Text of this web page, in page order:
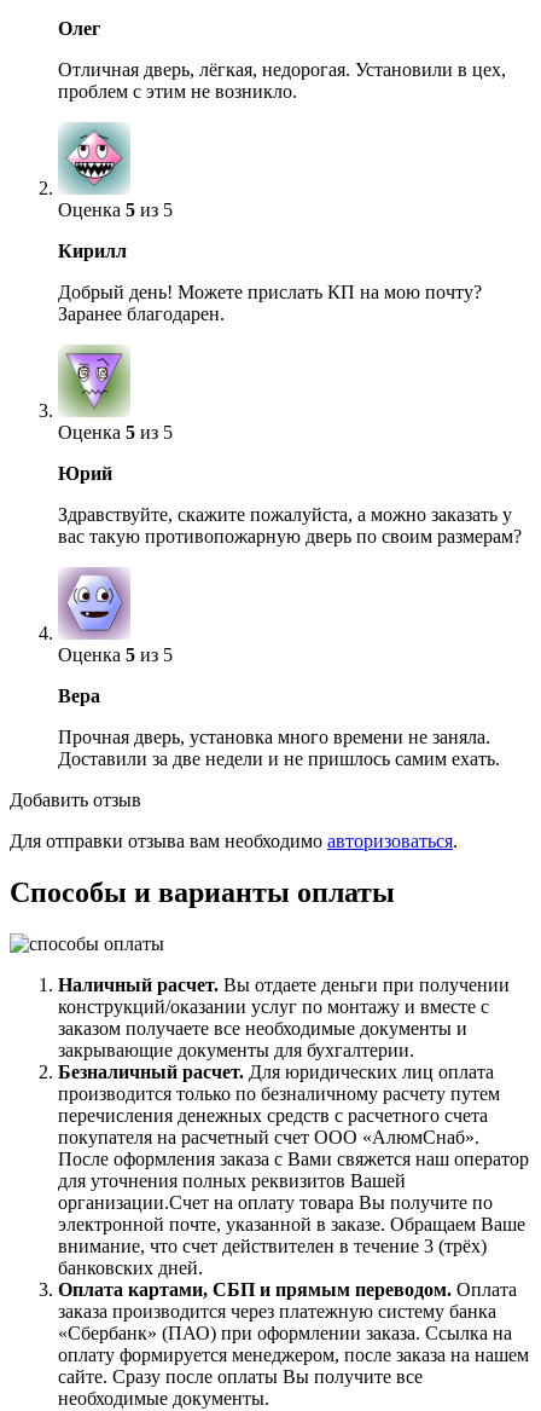
Олег
Отличная дверь, лёгкая, недорогая. Установили в цех,
проблем с этим не возникло.
Оценка 5 из 5
Кирилл
Добрый день! Можете прислать КП на мою почту?
Заранее благодарен.
Оценка 5 из 5
Юрий
Здравствуйте, скажите пожалуйста, а можно заказать у
вас такую противопожарную дверь по своим размерам?
Оценка 5 из 5
Вера
Прочная дверь, установка много времени не заняла.
Доставили за две недели и не пришлось самим ехать.
Добавить отзыв
Для отправки отзыва вам необходимо авторизоваться.
Способы и варианты оплаты
Наличный расчет. Вы отдаете деньги при получении
конструкций/оказании услуг по монтажу и вместе с
заказом получаете все необходимые документы и
закрывающие документы для бухгалтерии.
Безналичный расчет. Для юридических лиц оплата
производится только по безналичному расчету путем
перечисления денежных средств с расчетного счета
покупателя на расчетный счет ООО «АлюмСнаб».
После оформления заказа с Вами свяжется наш оператор
для уточнения полных реквизитов Вашей
организации.Счет на оплату товара Вы получите по
электронной почте, указанной в заказе. Обращаем Ваше
внимание, что счет действителен в течение 3 (трёх)
банковских дней.
Оплата картами, СБП и прямым переводом. Оплата
заказа производится через платежную систему банка
«Сбербанк» (ПАО) при оформлении заказа. Ссылка на
оплату формируется менеджером, после заказа на нашем
сайте. Сразу после оплаты Вы получите все
необходимые документы.